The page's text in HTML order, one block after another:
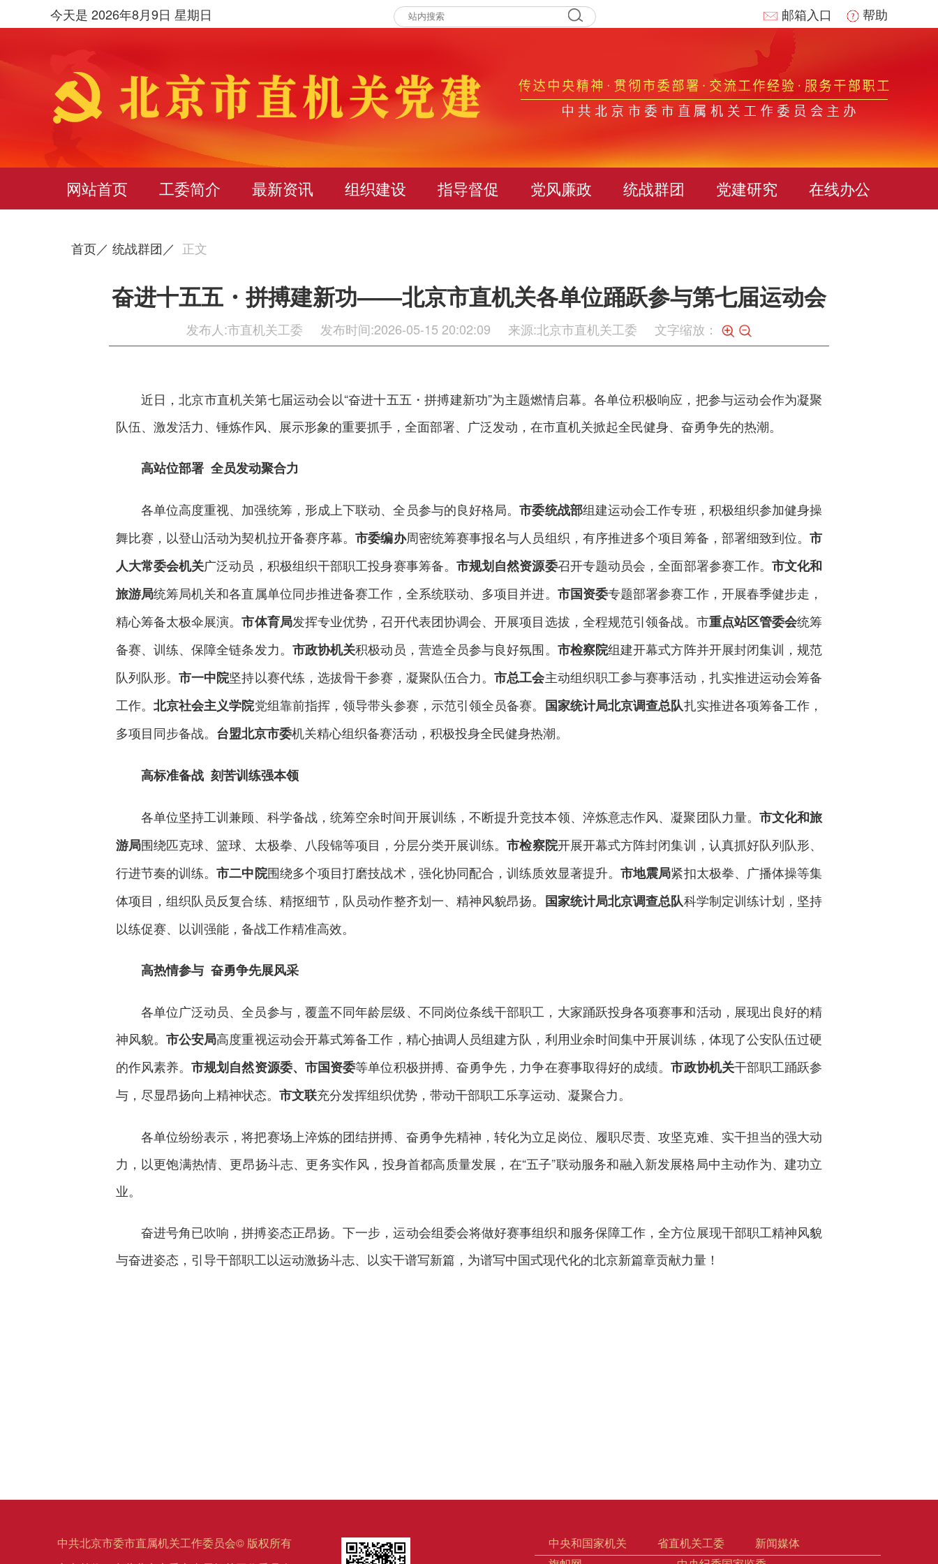
今天是 2026年8月9日 星期日 邮箱入口 帮助
网站首页 工委简介 最新资讯 组织建设 指导督促 党风廉政 统战群团 党建研究 在线办公
首页／ 统战群团／ 正文
奋进十五五・拼搏建新功——北京市直机关各单位踊跃参与第七届运动会
发布人:市直机关工委 发布时间:2026-05-15 20:02:09 来源:北京市直机关工委 文字缩放：
近日，北京市直机关第七届运动会以“奋进十五五・拼搏建新功”为主题燃情启幕。各单位积极响应，把参与运动会作为凝聚
队伍、激发活力、锤炼作风、展示形象的重要抓手，全面部署、广泛发动，在市直机关掀起全民健身、奋勇争先的热潮。
高站位部署 全员发动聚合力
各单位高度重视、加强统筹，形成上下联动、全员参与的良好格局。市委统战部组建运动会工作专班，积极组织参加健身操
舞比赛，以登山活动为契机拉开备赛序幕。市委编办周密统筹赛事报名与人员组织，有序推进多个项目筹备，部署细致到位。市
人大常委会机关广泛动员，积极组织干部职工投身赛事筹备。 市规划自然资源委召开专题动员会，全面部署参赛工作。市文化和
旅游局统筹局机关和各直属单位同步推进备赛工作，全系统联动、多项目并进。 市国资委专题部署参赛工作，开展春季健步走，
精心筹备太极伞展演。市体育局发挥专业优势，召开代表团协调会、开展项目选拔，全程规范引领备战。市重点站区管委会统筹
备赛、训练、保障全链条发力。 市政协机关积极动员，营造全员参与良好氛围。 市检察院组建开幕式方阵并开展封闭集训，规范
队列队形。市一中院坚持以赛代练，选拔骨干参赛，凝聚队伍合力。市总工会主动组织职工参与赛事活动，扎实推进运动会筹备
工作。 北京社会主义学院党组靠前指挥，领导带头参赛，示范引领全员备赛。 国家统计局北京调查总队扎实推进各项筹备工作，
多项目同步备战。 台盟北京市委机关精心组织备赛活动，积极投身全民健身热潮。
高标准备战 刻苦训练强本领
各单位坚持工训兼顾、科学备战，统筹空余时间开展训练，不断提升竞技本领、淬炼意志作风、凝聚团队力量。市文化和旅
游局围绕匹克球、篮球、太极拳、八段锦等项目，分层分类开展训练。市检察院开展开幕式方阵封闭集训，认真抓好队列队形、
行进节奏的训练。市二中院围绕多个项目打磨技战术，强化协同配合，训练质效显著提升。市地震局紧扣太极拳、广播体操等集
体项目，组织队员反复合练、精抠细节，队员动作整齐划一、精神风貌昂扬。 国家统计局北京调查总队科学制定训练计划，坚持
以练促赛、以训强能，备战工作精准高效。
高热情参与 奋勇争先展风采
各单位广泛动员、全员参与，覆盖不同年龄层级、不同岗位条线干部职工，大家踊跃投身各项赛事和活动，展现出良好的精
神风貌。 市公安局高度重视运动会开幕式筹备工作，精心抽调人员组建方队，利用业余时间集中开展训练，体现了公安队伍过硬
的作风素养。市规划自然资源委、市国资委等单位积极拼搏、奋勇争先，力争在赛事取得好的成绩。市政协机关干部职工踊跃参
与，尽显昂扬向上精神状态。 市文联充分发挥组织优势，带动干部职工乐享运动、凝聚合力。
各单位纷纷表示，将把赛场上淬炼的团结拼搏、奋勇争先精神，转化为立足岗位、履职尽责、攻坚克难、实干担当的强大动
力，以更饱满热情、更昂扬斗志、更务实作风，投身首都高质量发展，在“五子”联动服务和融入新发展格局中主动作为、建功立
业。
奋进号角已吹响，拼搏姿态正昂扬。下一步，运动会组委会将做好赛事组织和服务保障工作，全方位展现干部职工精神风貌
与奋进姿态，引导干部职工以运动激扬斗志、以实干谱写新篇，为谱写中国式现代化的北京新篇章贡献力量！
中共北京市委市直属机关工作委员会© 版权所有
中央和国家机关 省直机关工委
新闻媒体